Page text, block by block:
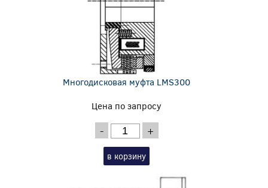
Многодисковая муфта LMS300
Цена по запросу
- +
в корзину